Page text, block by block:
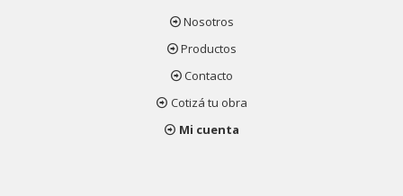
Nosotros
Productos
Contacto
Cotizá tu obra
Mi cuenta